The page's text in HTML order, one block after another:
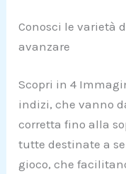
Conosci le varietà
avanzare
Scopri in 4
indizi, che vanno
corretta fino alla
tutte destinate a
gioco, che